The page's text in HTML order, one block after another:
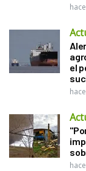
el